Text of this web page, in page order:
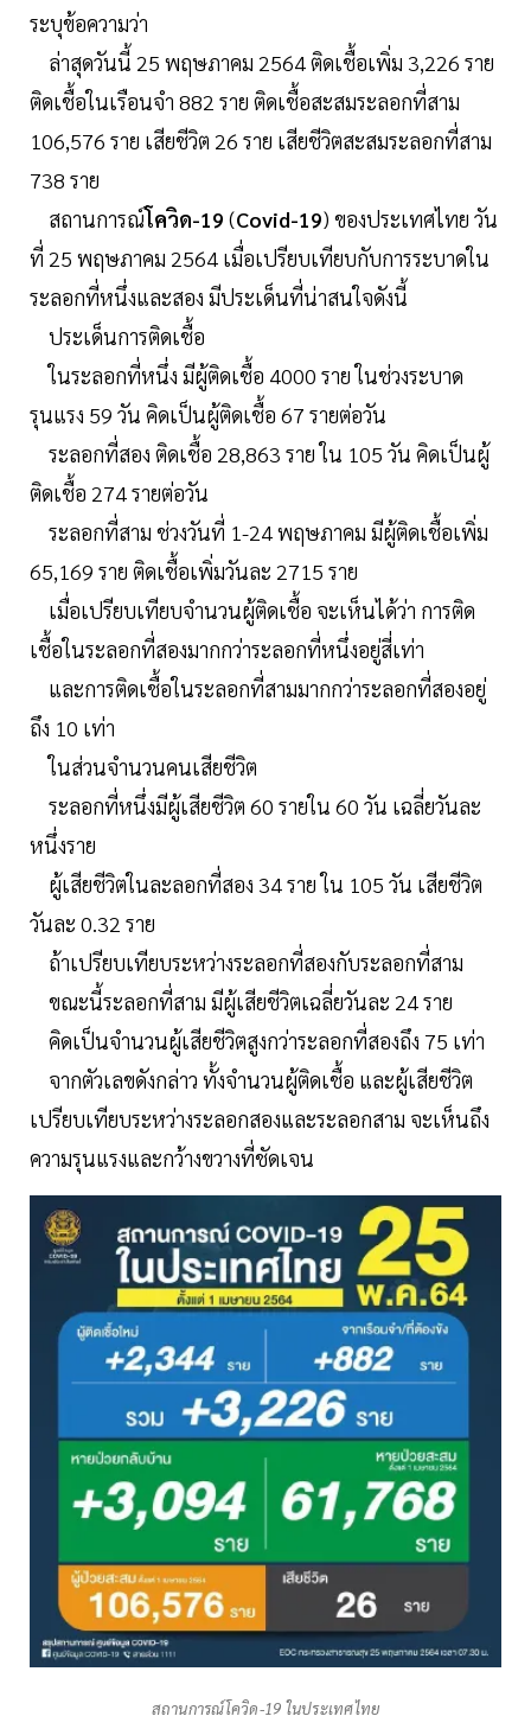
ระบุข้อความว่า
ล่าสุดวันนี้ 25 พฤษภาคม 2564 ติดเชื้อเพิ่ม 3,226 ราย
ติดเชื้อในเรือนจำ 882 ราย ติดเชื้อสะสมระลอกที่สาม
106,576 ราย เสียชีวิต 26 ราย เสียชีวิตสะสมระลอกที่สาม
738 ราย
สถานการณ์โควิด-19 (Covid-19) ของประเทศไทย วัน
ที่ 25 พฤษภาคม 2564 เมื่อเปรียบเทียบกับการระบาดใน
ระลอกที่หนึ่งและสอง มีประเด็นที่น่าสนใจดังนี้
ประเด็นการติดเชื้อ
ในระลอกที่หนึ่ง มีผู้ติดเชื้อ 4000 ราย ในช่วงระบาด
รุนแรง 59 วัน คิดเป็นผู้ติดเชื้อ 67 รายต่อวัน
ระลอกที่สอง ติดเชื้อ 28,863 ราย ใน 105 วัน คิดเป็นผู้
ติดเชื้อ 274 รายต่อวัน
ระลอกที่สาม ช่วงวันที่ 1-24 พฤษภาคม มีผู้ติดเชื้อเพิ่ม
65,169 ราย ติดเชื้อเพิ่มวันละ 2715 ราย
เมื่อเปรียบเทียบจำนวนผู้ติดเชื้อ จะเห็นได้ว่า การติด
เชื้อในระลอกที่สองมากกว่าระลอกที่หนึ่งอยู่สี่เท่า
และการติดเชื้อในระลอกที่สามมากกว่าระลอกที่สองอยู่
ถึง 10 เท่า
ในส่วนจำนวนคนเสียชีวิต
ระลอกที่หนึ่งมีผู้เสียชีวิต 60 รายใน 60 วัน เฉลี่ยวันละ
หนึ่งราย
ผู้เสียชีวิตในละลอกที่สอง 34 ราย ใน 105 วัน เสียชีวิต
วันละ 0.32 ราย
ถ้าเปรียบเทียบระหว่างระลอกที่สองกับระลอกที่สาม
ขณะนี้ระลอกที่สาม มีผู้เสียชีวิตเฉลี่ยวันละ 24 ราย
คิดเป็นจำนวนผู้เสียชีวิตสูงกว่าระลอกที่สองถึง 75 เท่า
จากตัวเลขดังกล่าว ทั้งจำนวนผู้ติดเชื้อ และผู้เสียชีวิต
เปรียบเทียบระหว่างระลอกสองและระลอกสาม จะเห็นถึง
ความรุนแรงและกว้างขวางที่ชัดเจน
สถานการณ์โควิด-19 ในประเทศไทย